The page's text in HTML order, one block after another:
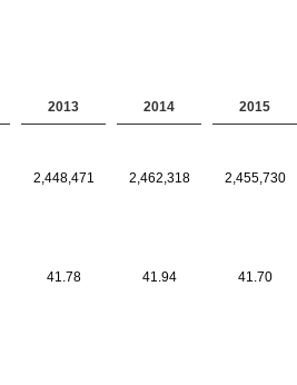
2013 2014 2015
2,448,471 2,462,318 2,455,730
41.78 41.94 41.70